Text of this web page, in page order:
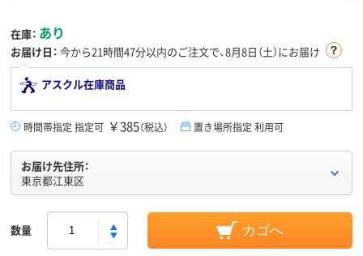
在庫： あり
お届け日： 今から21時間47分以内のご注文で、8月8日（土）にお届け
アスクル在庫商品
時間帯指定 指定可 ￥385（税込） 置き場所指定 利用可
お届け先住所：
東京都江東区
数量 カゴへ